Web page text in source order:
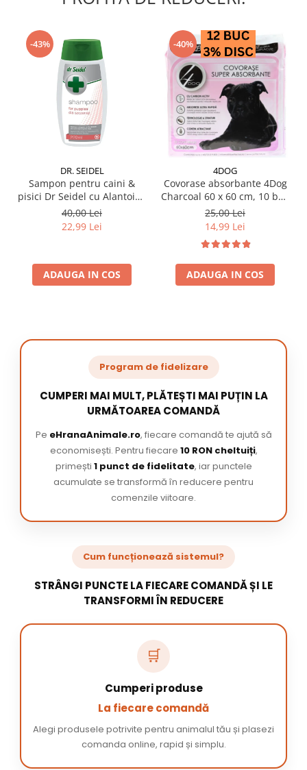
-43%
DR. SEIDEL
Sampon pentru caini &
pisici Dr Seidel cu Alantoina
220 ml
40,00 Lei
22,99 Lei
ADAUGA IN COS
-40%
4DOG
Covorase absorbante 4Dog
Charcoal 60 x 60 cm, 10 buc
/ pachet
25,00 Lei
14,99 Lei
ADAUGA IN COS
Program de fidelizare
CUMPERI MAI MULT, PLĂTEȘTI MAI PUȚIN LA
URMĂTOAREA COMANDĂ
Pe eHranaAnimale.ro, fiecare comandă te ajută să
economisești. Pentru fiecare 10 RON cheltuiți,
primești 1 punct de fidelitate, iar punctele
acumulate se transformă în reducere pentru
comenzile viitoare.
Cum funcționează sistemul?
STRÂNGI PUNCTE LA FIECARE COMANDĂ ȘI LE
TRANSFORMI ÎN REDUCERE
🛒
Cumperi produse
La fiecare comandă
Alegi produsele potrivite pentru animalul tău și plasezi
comanda online, rapid și simplu.